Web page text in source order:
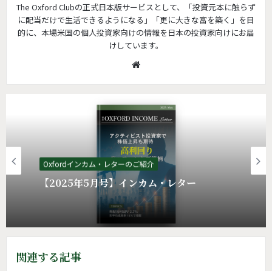
The Oxford Clubの正式日本版サービスとして、「投資元本に触らず
に配当だけで生活できるようになる」「更に大きな富を築く」を目
的に、本場米国の個人投資家向けの情報を日本の投資家向けにお届
けしています。
W
s
i
t
e
Oxfordインカム・レターのご紹介
【2025年5月号】インカム・レター
関連する記事